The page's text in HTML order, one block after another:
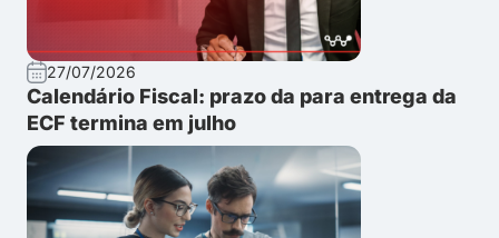
27/07/2026
Calendário Fiscal: prazo da para entrega da
ECF termina em julho